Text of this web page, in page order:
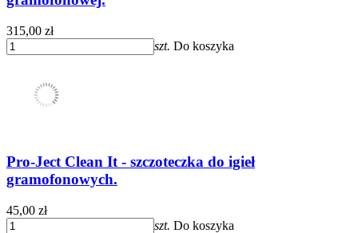
315,00 zł
szt. Do koszyka
Pro-Ject Clean It - szczoteczka do igieł
gramofonowych.
45,00 zł
szt. Do koszyka